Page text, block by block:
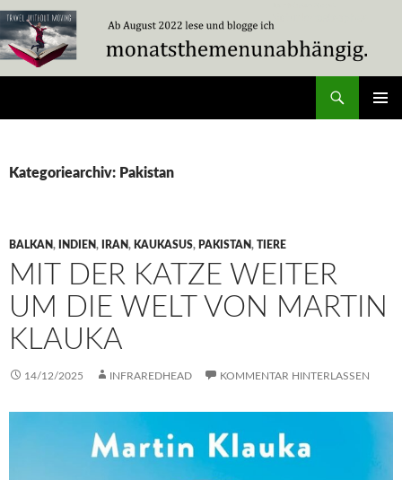
Zum
Inhalt
springen
Kategoriearchiv: Pakistan
BALKAN, INDIEN, IRAN, KAUKASUS, PAKISTAN, TIERE
MIT DER KATZE WEITER
UM DIE WELT VON MARTIN
KLAUKA
14/12/2025 INFRAREDHEAD KOMMENTAR HINTERLASSEN